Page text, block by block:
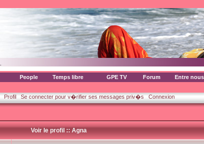
People Temps libre GPE TV Forum Entre nous
Profil Se connecter pour v�rifier ses messages priv�s Connexion
Voir le profil :: Agna